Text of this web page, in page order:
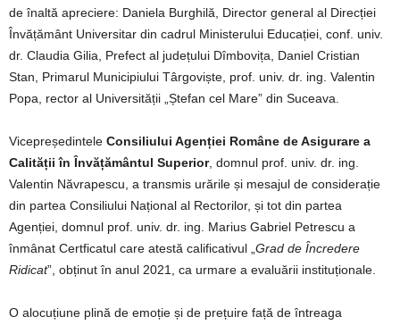
de înaltă apreciere: Daniela Burghilă, Director general al Direcției
Învățământ Universitar din cadrul Ministerului Educației, conf. univ.
dr. Claudia Gilia, Prefect al județului Dîmbovița, Daniel Cristian
Stan, Primarul Municipiului Târgoviște, prof. univ. dr. ing. Valentin
Popa, rector al Universității „Ștefan cel Mare” din Suceava.
Vicepreședintele Consiliului Agenției Române de Asigurare a
Calității în Învățământul Superior, domnul prof. univ. dr. ing.
Valentin Năvrapescu, a transmis urările și mesajul de considerație
din partea Consiliului Național al Rectorilor, și tot din partea
Agenției, domnul prof. univ. dr. ing. Marius Gabriel Petrescu a
înmânat Certficatul care atestă calificativul „ Grad de Încredere
Ridicat”, obținut în anul 2021, ca urmare a evaluării instituționale.
O alocuțiune plină de emoție și de prețuire față de întreaga